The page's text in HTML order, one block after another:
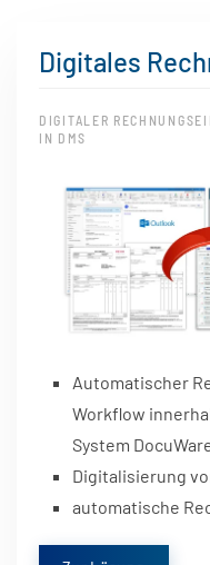
Digitales
DIGITALER
IN DMS
Automatischer
Workflow
System
Digitalisierung
automatische